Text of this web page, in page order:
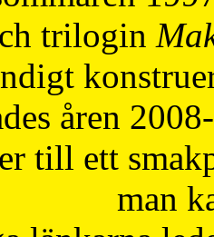
trilogin
åren
till ett
man